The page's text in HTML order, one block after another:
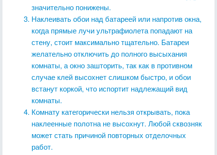
значительно понижены.
Наклеивать обои над батареей или напротив окна,
когда прямые лучи ультрафиолета попадают на
стену, стоит максимально тщательно. Батареи
желательно отключить до полного высыхания
комнаты, а окно зашторить, так как в противном
случае клей высохнет слишком быстро, и обои
встанут коркой, что испортит надлежащий вид
комнаты.
Комнату категорически нельзя открывать, пока
наклеенные полотна не высохнут. Любой сквозняк
может стать причиной повторных отделочных
работ.